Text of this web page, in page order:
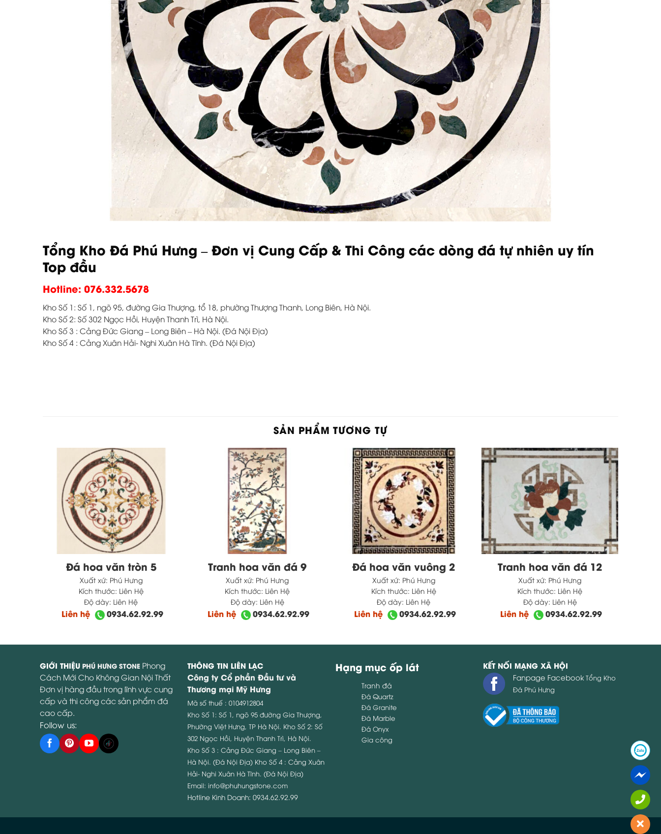
Tổng Kho Đá Phú Hưng – Đơn vị Cung Cấp & Thi Công các dòng đá tự nhiên uy tín
Top đầu
Hotline: 076.332.5678
Kho Số 1: Số 1, ngõ 95, đường Gia Thượng, tổ 18, phường Thượng Thanh, Long Biên, Hà Nội.
Kho Số 2: Số 302 Ngọc Hồi, Huyện Thanh Trì, Hà Nội.
Kho Số 3 : Cảng Đức Giang – Long Biên – Hà Nội. (Đá Nội Địa)
Kho Số 4 : Cảng Xuân Hải- Nghi Xuân Hà Tĩnh. (Đá Nội Địa)
SẢN PHẨM TƯƠNG TỰ
Đá hoa văn tròn 5
Xuất xứ: Phú Hưng
Kích thước: Liên Hệ
Độ dày: Liên Hệ
Liên hệ 0934.62.92.99
Tranh hoa văn đá 9
Xuất xứ: Phú Hưng
Kích thước: Liên Hệ
Độ dày: Liên Hệ
Liên hệ 0934.62.92.99
Đá hoa văn vuông 2
Xuất xứ: Phú Hưng
Kích thước: Liên Hệ
Độ dày: Liên Hệ
Liên hệ 0934.62.92.99
Tranh hoa văn đá 12
Xuất xứ: Phú Hưng
Kích thước: Liên Hệ
Độ dày: Liên Hệ
Liên hệ 0934.62.92.99
GIỚI THIỆU PHÚ HƯNG STONE Phong
Cách Mới Cho Không Gian Nội Thất
Đơn vị hàng đầu trong lĩnh vực cung
cấp và thi công các sản phẩm đá
cao cấp.
Follow us:
THÔNG TIN LIÊN LẠC
Công ty Cổ phần Đầu tư và
Thương mại Mỹ Hưng
Mã số thuế : 0104912804
Kho Số 1: Số 1, ngõ 95 đường Gia Thượng,
Phường Việt Hưng, TP Hà Nội. Kho Số 2: Số
302 Ngọc Hồi, Huyện Thanh Trì, Hà Nội.
Kho Số 3 : Cảng Đức Giang – Long Biên –
Hà Nội. (Đá Nội Địa) Kho Số 4 : Cảng Xuân
Hải- Nghi Xuân Hà Tĩnh. (Đá Nội Địa)
Email:info@phuhungstone.com
Hotline Kinh Doanh:0934.62.92.99
Hạng mục ốp lát
Tranh đá
Đá Quartz
Đá Granite
Đá Marble
Đá Onyx
Gia công
KẾT NỐI MẠNG XÃ HỘI
Fanpage Facebook Tổng Kho
Đá Phú Hưng